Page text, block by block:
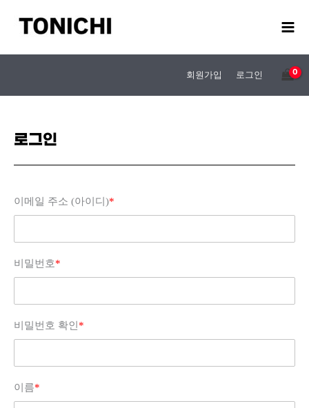
로
뛰
회원가입 로그인
로그인
이메일 주소 (아이디)*
비밀번호*
비밀번호 확인*
이름*